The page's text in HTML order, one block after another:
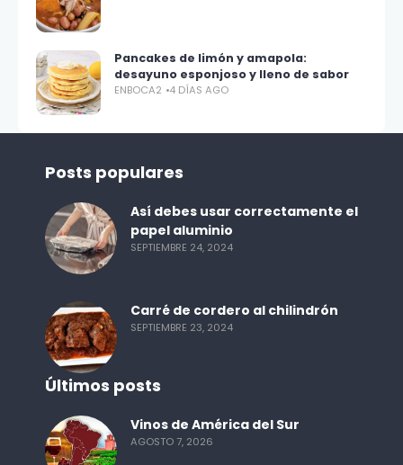
Pancakes de limón y amapola:
desayuno esponjoso y lleno de sabor
ENBOCA2 4 DÍAS AGO
Posts populares
Así debes usar correctamente el
papel aluminio
SEPTIEMBRE 24, 2024
Carré de cordero al chilindrón
SEPTIEMBRE 23, 2024
Últimos posts
Vinos de América del Sur
AGOSTO 7, 2026